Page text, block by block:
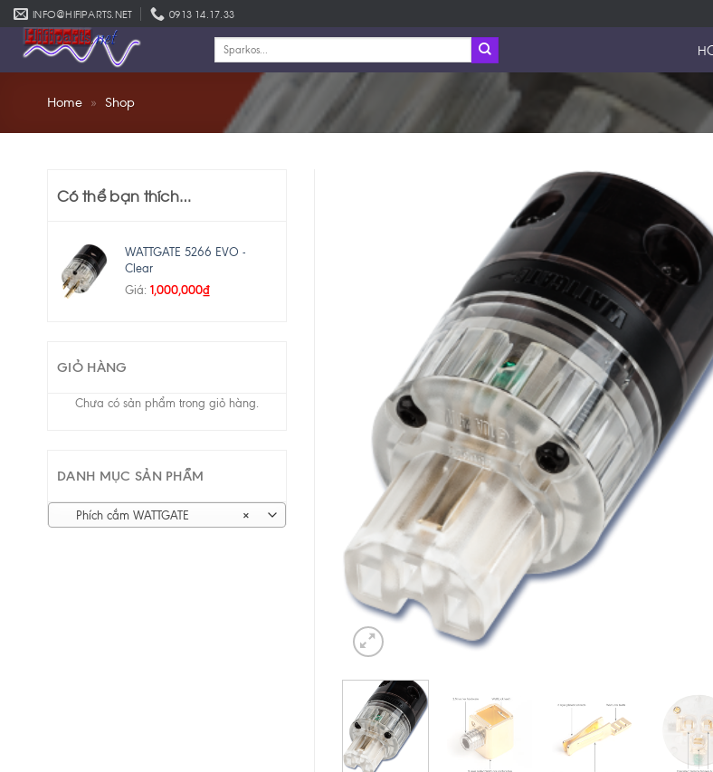
Skip
to
content
INFO@HIFIPARTS.NET 0913 14.17.33
Tìm
kiếm:
Home » Shop
Có thể bạn thích…
WATTGATE 5266 EVO -
Clear
Giá: 1,000,000₫
GIỎ HÀNG
Chưa có sản phẩm trong giỏ hàng.
DANH MỤC SẢN PHẨM
×
Phích cắm WATTGATE